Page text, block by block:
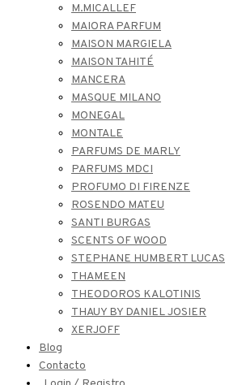
M.MICALLEF
MAIORA PARFUM
MAISON MARGIELA
MAISON TAHITÉ
MANCERA
MASQUE MILANO
MONEGAL
MONTALE
PARFUMS DE MARLY
PARFUMS MDCI
PROFUMO DI FIRENZE
ROSENDO MATEU
SANTI BURGAS
SCENTS OF WOOD
STEPHANE HUMBERT LUCAS
THAMEEN
THEODOROS KALOTINIS
THAUY BY DANIEL JOSIER
XERJOFF
Blog
Contacto